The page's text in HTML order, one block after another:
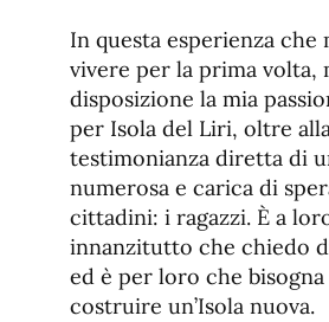
In questa esperienza che
vivere per la prima volta,
disposizione la mia
per Isola del Liri, oltre
testimonianza diretta di
numerosa e carica di
cittadini: i ragazzi. È a
innanzitutto che chiedo
ed è per loro che
costruire un’Isola nuova.